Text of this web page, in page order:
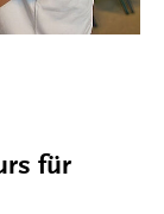
für